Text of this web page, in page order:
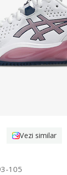
Vezi similar
105